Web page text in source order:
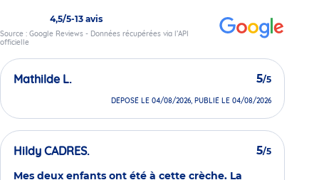
4,5/5-13 avis
Source : Google Reviews - Données récupérées via l’API
officielle
Mathilde L. 5/5
DÉPOSÉ LE 04/08/2026, PUBLIÉ LE 04/08/2026
Hildy CADRES. 5/5
Mes deux enfants ont été à cette crèche. La